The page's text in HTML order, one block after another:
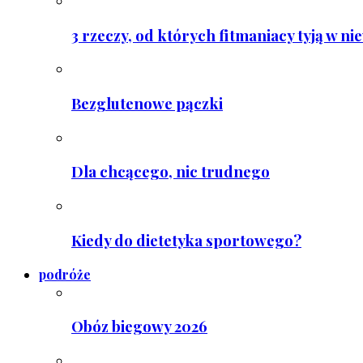
3 rzeczy, od których fitmaniacy tyją w
Bezglutenowe pączki
Dla chcącego, nic trudnego
Kiedy do dietetyka sportowego?
podróże
Obóz biegowy 2026